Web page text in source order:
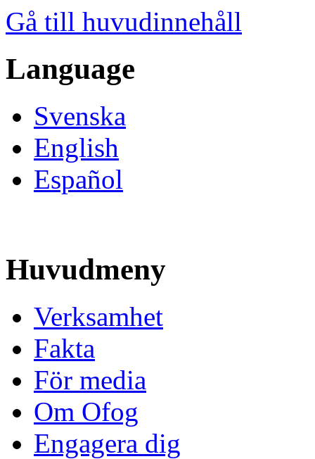
Gå till huvudinnehåll
Language
Svenska
English
Español
Huvudmeny
Verksamhet
Fakta
För media
Om Ofog
Engagera dig